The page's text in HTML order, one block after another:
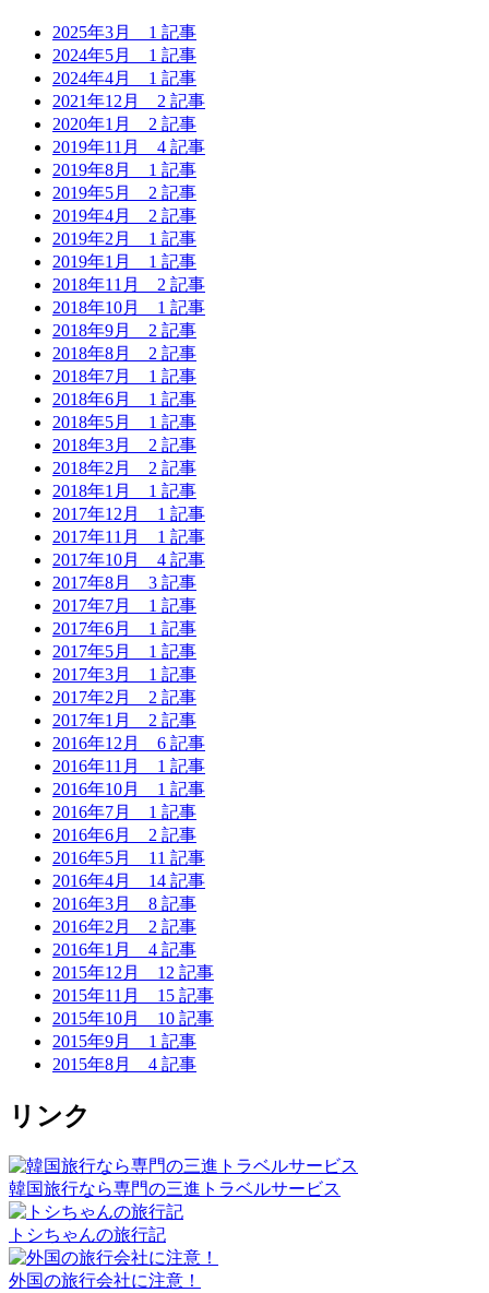
2025年3月 1 記事
2024年5月 1 記事
2024年4月 1 記事
2021年12月 2 記事
2020年1月 2 記事
2019年11月 4 記事
2019年8月 1 記事
2019年5月 2 記事
2019年4月 2 記事
2019年2月 1 記事
2019年1月 1 記事
2018年11月 2 記事
2018年10月 1 記事
2018年9月 2 記事
2018年8月 2 記事
2018年7月 1 記事
2018年6月 1 記事
2018年5月 1 記事
2018年3月 2 記事
2018年2月 2 記事
2018年1月 1 記事
2017年12月 1 記事
2017年11月 1 記事
2017年10月 4 記事
2017年8月 3 記事
2017年7月 1 記事
2017年6月 1 記事
2017年5月 1 記事
2017年3月 1 記事
2017年2月 2 記事
2017年1月 2 記事
2016年12月 6 記事
2016年11月 1 記事
2016年10月 1 記事
2016年7月 1 記事
2016年6月 2 記事
2016年5月 11 記事
2016年4月 14 記事
2016年3月 8 記事
2016年2月 2 記事
2016年1月 4 記事
2015年12月 12 記事
2015年11月 15 記事
2015年10月 10 記事
2015年9月 1 記事
2015年8月 4 記事
リンク
韓国旅行なら専門の三進トラベルサービス
トシちゃんの旅行記
外国の旅行会社に注意！